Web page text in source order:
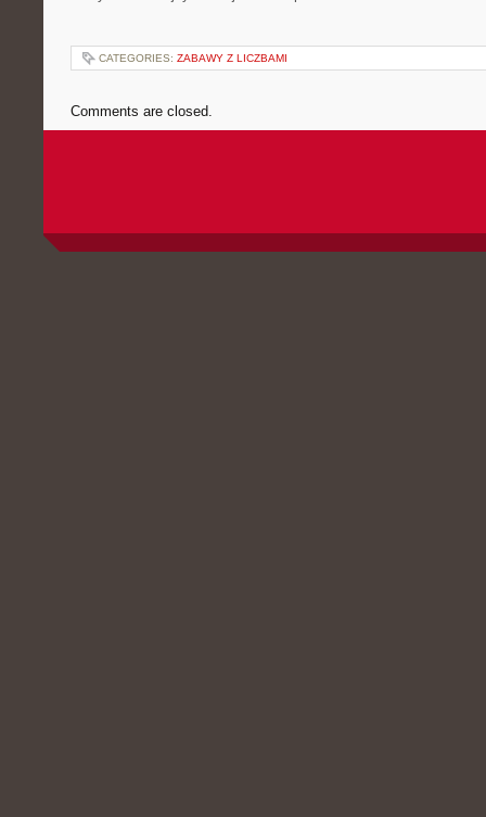
CATEGORIES: ZABAWY Z LICZBAMI
Comments are closed.